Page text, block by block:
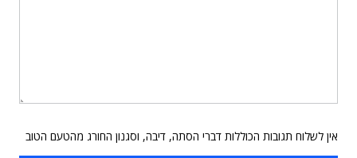
אין לשלוח תגובות הכוללות דברי הסתה, דיבה, וסגנון החורג מהטעם הטוב